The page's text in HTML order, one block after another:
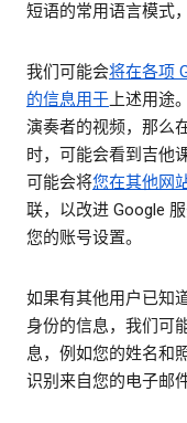
短语的常用语言模式
我们可能会将在各项
的信息用于上述用途
演奏者的视频，那么
时，可能会看到吉他
可能会将您在其他网
联，以改进 Google
您的账号设置。
如果有其他用户已知
身份的信息，我们可
息，例如您的姓名和
识别来自您的电子邮件